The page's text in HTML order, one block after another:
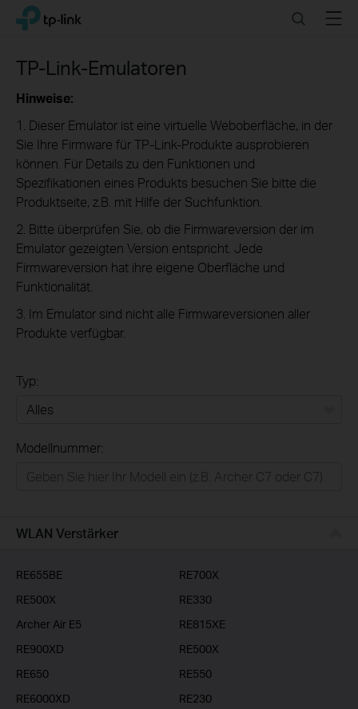
Click
the
navigation
TP-Link, Reliably Smart SearchMenu
TP-Link-Emulatoren
Hinweise:
1. Dieser Emulator ist eine virtuelle Weboberfläche, in der
Sie Ihre Firmware für TP-Link-Produkte ausprobieren
können. Für Details zu den Funktionen und
Spezifikationen eines Produkts besuchen Sie bitte die
Produktseite, z.B. mit Hilfe der Suchfunktion.
2. Bitte überprüfen Sie, ob die Firmwareversion der im
Emulator gezeigten Version entspricht. Jede
Firmwareversion hat ihre eigene Oberfläche und
Funktionalität.
3. Im Emulator sind nicht alle Firmwareversionen aller
Produkte verfügbar.
Typ:
Businessanwender
Modellnummer:
WLAN Verstärker
RE655BE
RE700X
RE500X
RE330
Archer Air E5
RE815XE
RE900XD
RE500X
RE650
RE550
RE6000XD
RE230